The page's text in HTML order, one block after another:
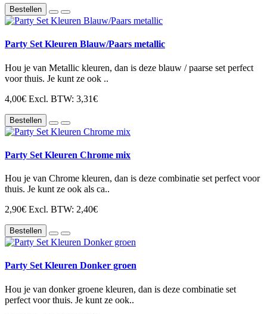
Bestellen
Party Set Kleuren Blauw/Paars metallic
Hou je van Metallic kleuren, dan is deze blauw / paarse set perfect
voor thuis. Je kunt ze ook ..
4,00€ Excl. BTW: 3,31€
Bestellen
Party Set Kleuren Chrome mix
Hou je van Chrome kleuren, dan is deze combinatie set perfect voor
thuis. Je kunt ze ook als ca..
2,90€ Excl. BTW: 2,40€
Bestellen
Party Set Kleuren Donker groen
Hou je van donker groene kleuren, dan is deze combinatie set
perfect voor thuis. Je kunt ze ook..